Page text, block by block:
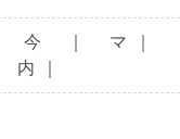
今 マ
内